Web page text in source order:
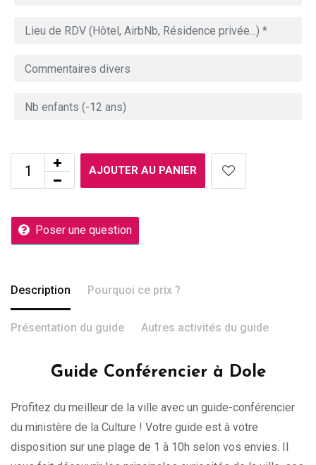
AJOUTER AU PANIER
Poser une question
Description Pourquoi ce prix ?
Présentation du guide Autres activités du guide
Guide Conférencier à Dole
Profitez du meilleur de la ville avec un guide-conférencier
du ministère de la Culture ! Votre guide est à votre
disposition sur une plage de 1 à 10h selon vos envies. Il